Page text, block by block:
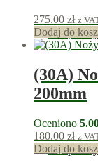
275.00 zł z
275punkty
Dodaj do
(30A)
200mm
Oceniono
180.00 zł z
180punkty
Dodaj do